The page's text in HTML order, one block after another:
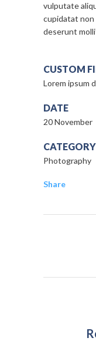
vulputate
cupidatat non
deserunt
CUSTOM
Lorem ipsum
DATE
20 November
CATEGORY
Photography
Share